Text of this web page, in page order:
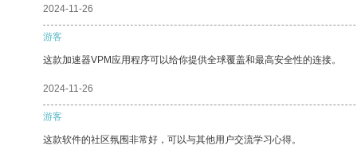
2024-11-26
游客
这款加速器VPM应用程序可以给你提供全球覆盖和最高安全性的连接。
2024-11-26
游客
这款软件的社区氛围非常好，可以与其他用户交流学习心得。